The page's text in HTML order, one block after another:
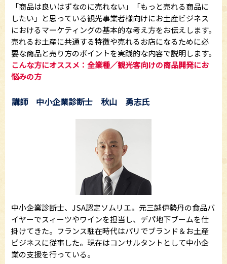
「商品は良いはずなのに売れない」「もっと売れる商品に
したい」と思っている観光事業者様向けにお土産ビジネス
におけるマーケティングの基本的な考え方をお伝えします。
売れるお土産に共通する特徴や売れるお店になるために必
要な商品と売り方のポイントを実践的な内容で説明します。
こんな方にオススメ：全業種／観光客向けの商品開発にお
悩みの方
講師 中小企業診断士 秋山 勇志氏
中小企業診断士、JSA認定ソムリエ。元三越伊勢丹の食品バ
イヤーでスィーツやワインを担当し、デパ地下ブームを仕
掛けてきた。フランス駐在時代はパリでブランド＆お土産
ビジネスに従事した。現在はコンサルタントとして中小企
業の支援を行っている。